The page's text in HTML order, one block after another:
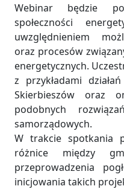
Webinar będzie
społeczności
uwzględnieniem
oraz procesów
energetycznych.
z przykładami
Skierbieszów oraz
podobnych
samorządowych.
W trakcie spotkania
różnice między
przeprowadzenia
inicjowania takich